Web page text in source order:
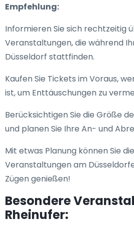
Empfehlung:
Informieren Sie sich rechtzeitig
Veranstaltungen, die während
Düsseldorf stattfinden.
Kaufen Sie Tickets im Voraus,
ist, um Enttäuschungen zu
Berücksichtigen Sie die Größe
und planen Sie Ihre An- und
Mit etwas Planung können Sie
Veranstaltungen am
Zügen genießen!
Besondere
Rheinufer: